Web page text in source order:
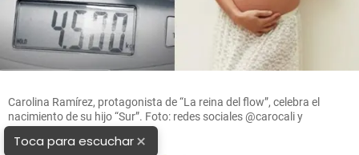
Carolina Ramírez, protagonista de “La reina del flow”, celebra el
nacimiento de su hijo “Sur”. Foto: redes sociales @carocali y
@martincornide
Toca para escuchar×